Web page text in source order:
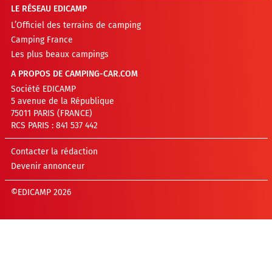
LE RÉSEAU EDICAMP
L’Officiel des terrains de camping
Camping France
Les plus beaux campings
A PROPOS DE CAMPING-CAR.COM
Société EDICAMP
5 avenue de la République
75011 PARIS (FRANCE)
RCS PARIS : 841 537 442
Contacter la rédaction
Devenir annonceur
©EDICAMP 2026